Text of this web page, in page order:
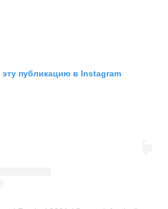
публикацию в Instagram